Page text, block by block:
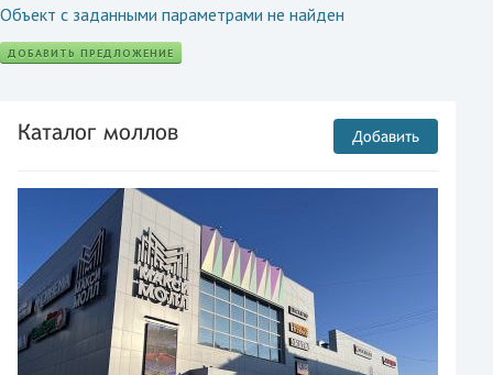
Объект с заданными параметрами не найден
ДОБАВИТЬ ПРЕДЛОЖЕНИЕ
Каталог моллов Добавить